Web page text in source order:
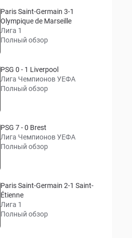
Paris Saint-Germain 3-1
Olympique de Marseille
Лига 1
Полный обзор
PSG 0 - 1 Liverpool
Лига Чемпионов УЕФА
Полный обзор
PSG 7 - 0 Brest
Лига Чемпионов УЕФА
Полный обзор
Paris Saint-Germain 2-1 Saint-
Étienne
Лига 1
Полный обзор